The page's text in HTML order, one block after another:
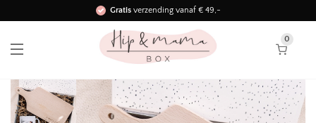
Gratisverzending vanaf € 49,-
Binnen 3 werkdagen in huis!
0